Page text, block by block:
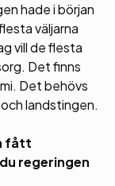
hade i början
väljarna
vill de flesta
Det finns
Det behövs
landstingen.
fått
regeringen